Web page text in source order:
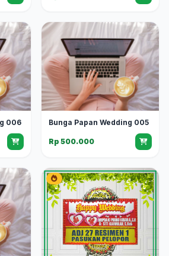
006 Bunga Papan Wedding 005
Rp 500.000